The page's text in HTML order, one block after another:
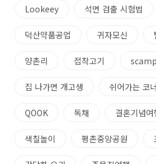
Lookeey 석면 검출 시험법
덕산약품공업 귀자모신
양촌리 접착고기
집 나가면 개고생 쉬어가는 코너
QOOK 독채 결혼기념여
색칠놀이 평촌중앙공원